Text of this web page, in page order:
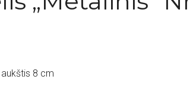
8 cm